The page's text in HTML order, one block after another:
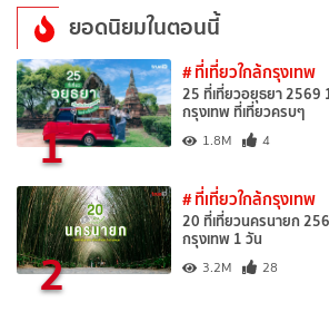
ยอดนิยมในตอนนี้
1
# ที่เที่ยวใกล้กรุงเทพ
25 ที่เที่ยวอยุธยา 2569
กรุงเทพ ที่เที่ยวครบๆ
1.8M 4
2
# ที่เที่ยวใกล้กรุงเทพ
20 ที่เที่ยวนครนายก
กรุงเทพ 1 วัน
3.2M 28